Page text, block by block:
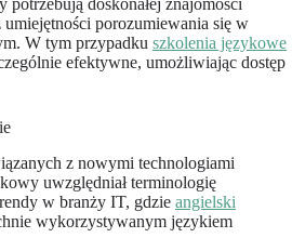
potrzebują doskonałej znajomości
porozumiewania się w
W tym przypadku szkolenia językowe
efektywne, umożliwiając dostęp
z nowymi technologiami
uwzględniał terminologię
w branży IT, gdzie angielski
wykorzystywanym językiem